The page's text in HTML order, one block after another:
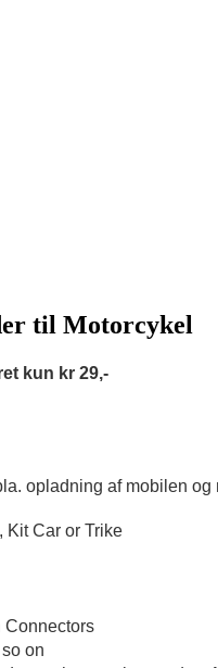
til Motorcykel
kun kr 29,-
opladning af mobilen og
Kit Car or Trike
Connectors
on